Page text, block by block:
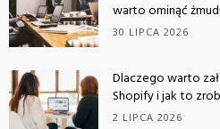
warto ominąć
30 LIPCA 2026
Dlaczego warto
Shopify i jak to
2 LIPCA 2026